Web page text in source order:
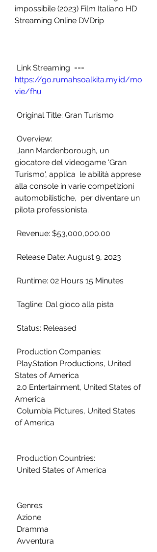
impossibile (2023) Film Italiano HD
Streaming Online DVDrip
https://go.rumahsoalkita.my.id/mo
vie/fhu
Original Title: Gran Turismo
Overview:
giocatore del videogame 'Gran
Turismo', applica  le abilità apprese
alla console in varie competizioni
automobilistiche,  per diventare un
pilota professionista.
Revenue: $53,000,000.00
Release Date: August 9, 2023
Runtime: 02 Hours 15 Minutes
Tagline: Dal gioco alla pista
Status: Released
Production Companies:
States of America
America
of America
Production Countries:
United States of America
Genres:
Azione
Dramma
Avventura